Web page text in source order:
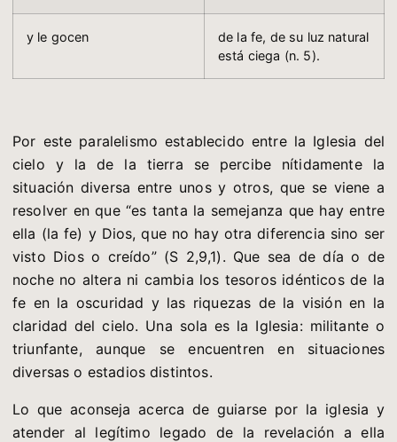
y le gocen
de la fe, de su luz natural
está ciega (n. 5).
Por este paralelismo establecido entre la Iglesia del
cielo y la de la tierra se percibe nítidamente la
situación diversa entre unos y otros, que se viene a
resolver en que “es tanta la semejanza que hay entre
ella (la fe) y Dios, que no hay otra diferencia sino ser
visto Dios o creído” (S 2,9,1). Que sea de día o de
noche no altera ni cambia los tesoros idénticos de la
fe en la oscuridad y las riquezas de la visión en la
claridad del cielo. Una sola es la Iglesia: militante o
triunfante, aunque se encuentren en situaciones
diversas o estadios distintos.
Lo que aconseja acerca de guiarse por la iglesia y
atender al legítimo legado de la revelación a ella